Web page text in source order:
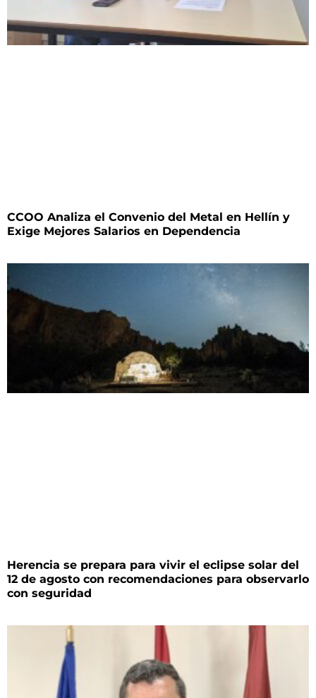
CCOO Analiza el Convenio del Metal en Hellín y
Exige Mejores Salarios en Dependencia
Herencia se prepara para vivir el eclipse solar del
12 de agosto con recomendaciones para observarlo
con seguridad